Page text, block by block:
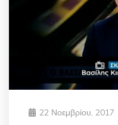
22 Νοεμβρίου, 2017